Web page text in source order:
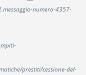
numero-4357-
prestiti/cessione-del-